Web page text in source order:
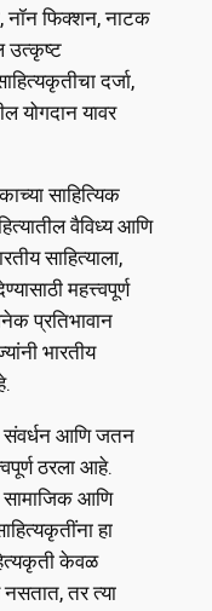
नॉन फिक्शन, नाटक
उत्कृष्ट
दर्जा,
योगदान यावर
साहित्यिक
वैविध्य आणि
साहित्याला,
महत्त्वपूर्ण
प्रतिभावान
भारतीय
संवर्धन आणि जतन
ठरला आहे.
सामाजिक आणि
हा
केवळ
तर त्या